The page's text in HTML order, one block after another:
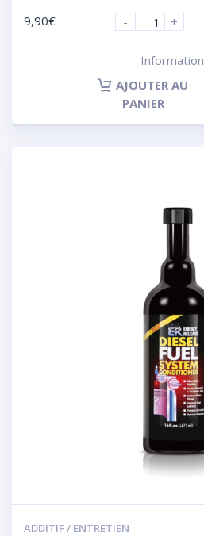
9,90€ - +
Information
AJOUTER AU
PANIER
ADDITIF / ENTRETIEN